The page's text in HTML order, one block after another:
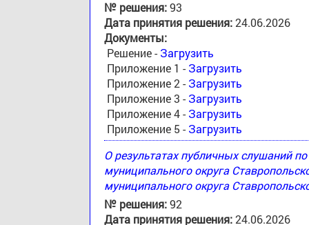
№ решения:93
Дата принятия решения:24.06.2026
Документы:
Решение - Загрузить
Приложение 1 - Загрузить
Приложение 2 - Загрузить
Приложение 3 - Загрузить
Приложение 4 - Загрузить
Приложение 5 - Загрузить
О результатах публичных слушаний
муниципального округа
муниципального округа
№ решения:92
Дата принятия решения:24.06.2026